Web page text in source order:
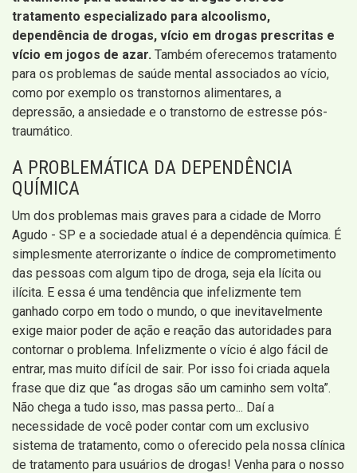
tratamento especializado para alcoolismo,
dependência de drogas, vício em drogas prescritas e
vício em jogos de azar. Também oferecemos tratamento
para os problemas de saúde mental associados ao vício,
como por exemplo os transtornos alimentares, a
depressão, a ansiedade e o transtorno de estresse pós-
traumático.
A PROBLEMÁTICA DA DEPENDÊNCIA
QUÍMICA
Um dos problemas mais graves para a cidade de Morro
Agudo - SP e a sociedade atual é a dependência química. É
simplesmente aterrorizante o índice de comprometimento
das pessoas com algum tipo de droga, seja ela lícita ou
ilícita. E essa é uma tendência que infelizmente tem
ganhado corpo em todo o mundo, o que inevitavelmente
exige maior poder de ação e reação das autoridades para
contornar o problema. Infelizmente o vício é algo fácil de
entrar, mas muito difícil de sair. Por isso foi criada aquela
frase que diz que “as drogas são um caminho sem volta”.
Não chega a tudo isso, mas passa perto... Daí a
necessidade de você poder contar com um exclusivo
sistema de tratamento, como o oferecido pela nossa clínica
de tratamento para usuários de drogas! Venha para o nosso